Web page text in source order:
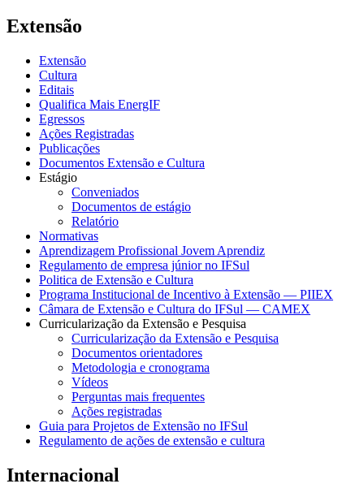
Extensão
Extensão
Cultura
Editais
Qualifica Mais EnergIF
Egressos
Ações Registradas
Publicações
Documentos Extensão e Cultura
Estágio
Conveniados
Documentos de estágio
Relatório
Normativas
Aprendizagem Profissional Jovem Aprendiz
Regulamento de empresa júnior no IFSul
Politica de Extensão e Cultura
Programa Institucional de Incentivo à Extensão — PIIEX
Câmara de Extensão e Cultura do IFSul — CAMEX
Curricularização da Extensão e Pesquisa
Curricularização da Extensão e Pesquisa
Documentos orientadores
Metodologia e cronograma
Vídeos
Perguntas mais frequentes
Ações registradas
Guia para Projetos de Extensão no IFSul
Regulamento de ações de extensão e cultura
Internacional